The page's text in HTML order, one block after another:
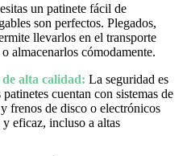
un patinete fácil de
son perfectos. Plegados,
llevarlos en el transporte
almacenarlos cómodamente.
de alta calidad: La seguridad es
cuentan con sistemas de
frenos de disco o electrónicos
eficaz, incluso a altas